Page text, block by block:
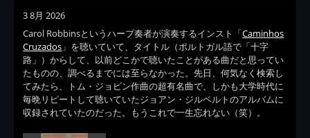
3 8月 2026
Carol Robbinsというハープ奏者が演奏するインスト「Caminhos
Cruzados 」を聴いていて、タイトル（ポルトガル語で「十字
路」）からして、以前どこかで聴いたことがある曲だと思ってい
たものの、調べるまでには至らなかった。先日、何気なく検索し
てみたら、トム・ジョビン作曲の超有名曲で、しかも大学時代に
毎晩リピートして聴いていたジョアン・ジルベルトのアルバムに
収録されていたのだった。もうこれで一生忘れない（笑）。